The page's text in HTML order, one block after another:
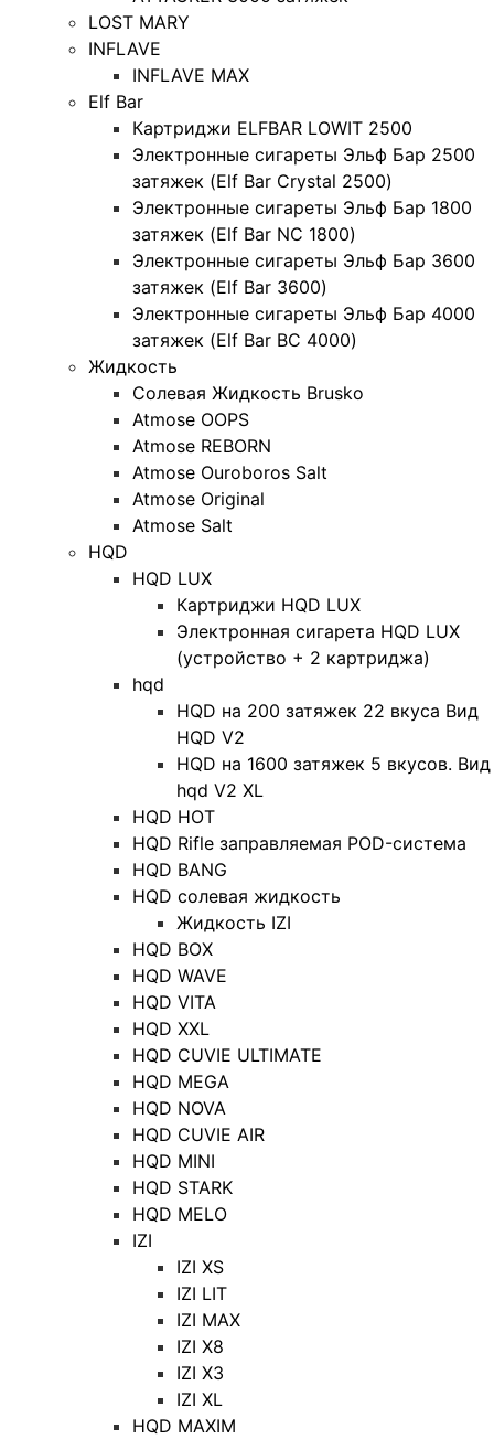
LOST MARY
INFLAVE
INFLAVE MAX
Elf Bar
Картриджи ELFBAR LOWIT 2500
Электронные сигареты Эльф Бар 2500
затяжек (Elf Bar Crystal 2500)
Электронные сигареты Эльф Бар 1800
затяжек (Elf Bar NC 1800)
Электронные сигареты Эльф Бар 3600
затяжек (Elf Bar 3600)
Электронные сигареты Эльф Бар 4000
затяжек (Elf Bar BC 4000)
Жидкость
Солевая Жидкость Brusko
Atmose OOPS
Atmose REBORN
Atmose Ouroboros Salt
Atmose Original
Atmose Salt
HQD
HQD LUX
Картриджи HQD LUX
Электронная сигарета HQD LUX
(устройство + 2 картриджа)
hqd
HQD на 200 затяжек 22 вкуса Вид
HQD V2
HQD на 1600 затяжек 5 вкусов. Вид
hqd V2 XL
HQD HOT
HQD Rifle заправляемая POD-система
HQD BANG
HQD солевая жидкость
Жидкость IZI
HQD BOX
HQD WAVE
HQD VITA
HQD XXL
HQD CUVIE ULTIMATE
HQD MEGA
HQD NOVA
HQD CUVIE AIR
HQD MINI
HQD STARK
HQD MELO
IZI
IZI XS
IZI LIT
IZI MAX
IZI X8
IZI X3
IZI XL
HQD MAXIM